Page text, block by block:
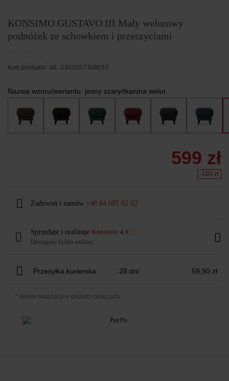
KONSIMO GUSTAVO III Mały welurowy
podnóżek ze schowkiem i przeszyciami
Kod produktu: ML-5901097308053
Nazwa wzoru/wariantu: jasny szary/tkanina welur
599 zł
-100 zł
Zadzwoń i zamów +48 84 685 02 02
Sprzedaje i realizuje Konsimo 4.3
Dostępny tylko online
Przesyłka kurierska 28 dni 59,90 zł
* termin realizacji w dniach roboczych